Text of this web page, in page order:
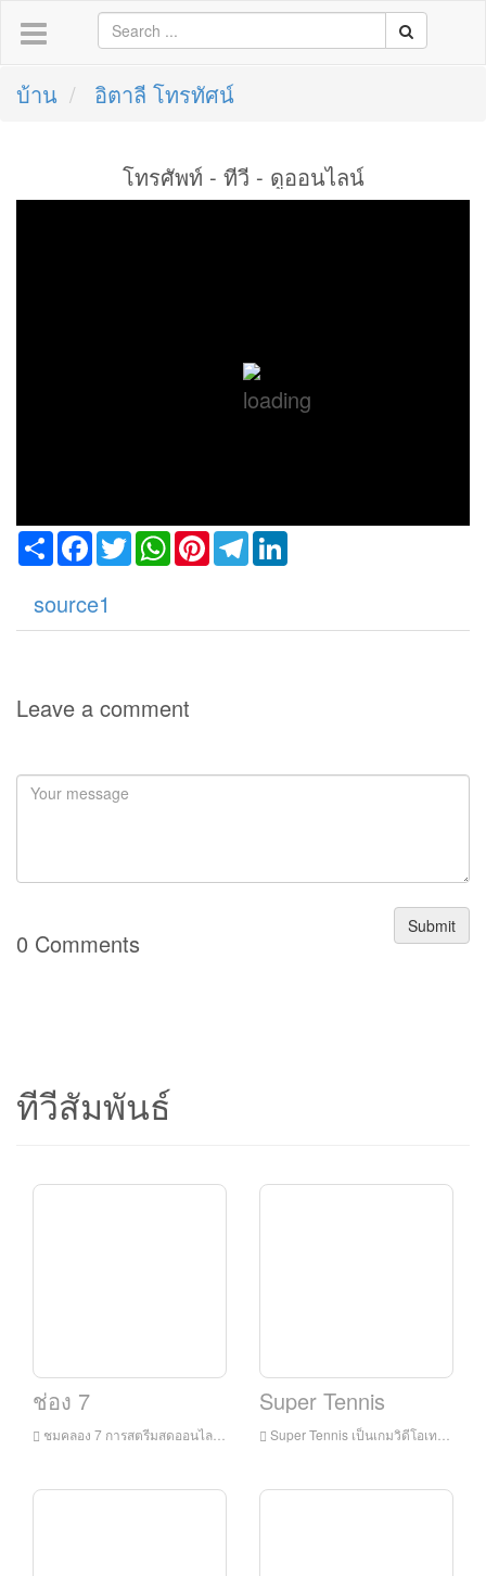
บ้าน อิตาลี โทรทัศน์
โทรศัพท์ - ทีวี - ดูออนไลน์
ShareFacebook
TwitterWhatsApp
PinterestTelegram
source1
Leave a comment
Submit
0 Comments
ทีวีสัมพันธ์
ช่อง 7
ชมคลอง 7 การสตรีมสดออนไลน์คลอง 7 การสตรีมสดคลอง 7 เป็นสถานีโทรทัศน์ในอิตาลี
Super Tennis
Super Tennis เป็นเกมวิดีโอเทนนิสปี 1991 สำหรับ Super Nes เปิดตัวที่จุดเริ่มต้นในชีวิตชั้นวางของ Super Nintendo และใช้โหมด 7